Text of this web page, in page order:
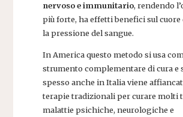
nervoso e immunitario, rendendo
più forte, ha effetti benefici sul cuore
la pressione del sangue.
In America questo metodo si usa
strumento complementare di cura e
spesso anche in Italia viene
terapie tradizionali per curare molti
malattie psichiche, neurologiche e